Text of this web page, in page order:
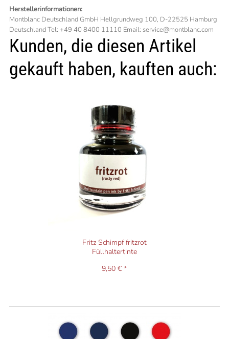
Herstellerinformationen:
Montblanc Deutschland GmbH Hellgrundweg 100, D-22525 Hamburg
Deutschland Tel: +49 40 8400 11110 Email: service@montblanc.com
Kunden, die diesen Artikel
gekauft haben, kauften auch:
Fritz Schimpf fritzrot
Füllhaltertinte
9,50 € *